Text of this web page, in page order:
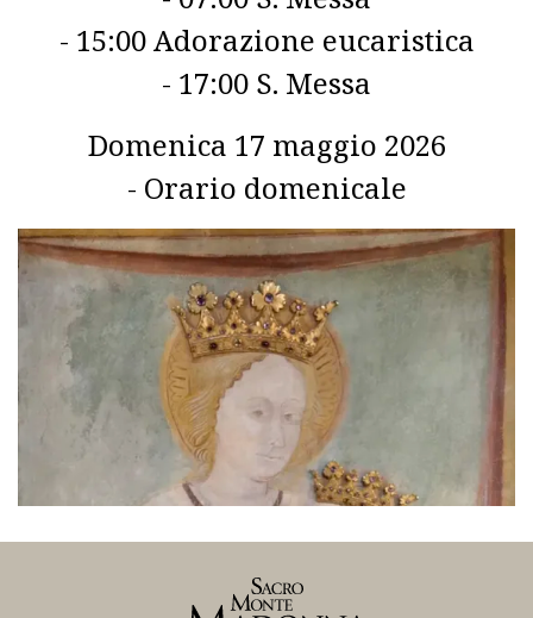
- 15:00 Adorazione eucaristica
- 17:00 S. Messa
Domenica 17 maggio 2026
- Orario domenicale